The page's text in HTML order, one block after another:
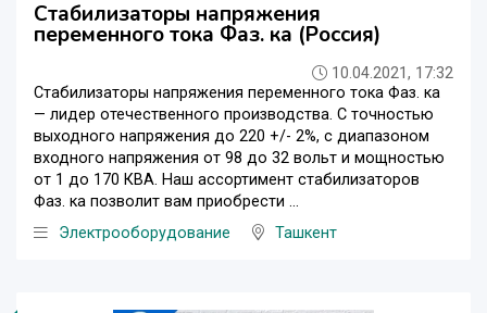
Стабилизаторы напряжения
переменного тока Фаз. ка (Россия)
10.04.2021, 17:32
Стабилизаторы напряжения переменного тока Фаз. ка
— лидер отечественного производства. С точностью
выходного напряжения до 220 +/- 2%, с диапазоном
входного напряжения от 98 до 32 вольт и мощностью
от 1 до 170 КВА. Наш ассортимент стабилизаторов
Фаз. ка позволит вам приобрести ...
Электрооборудование
Ташкент